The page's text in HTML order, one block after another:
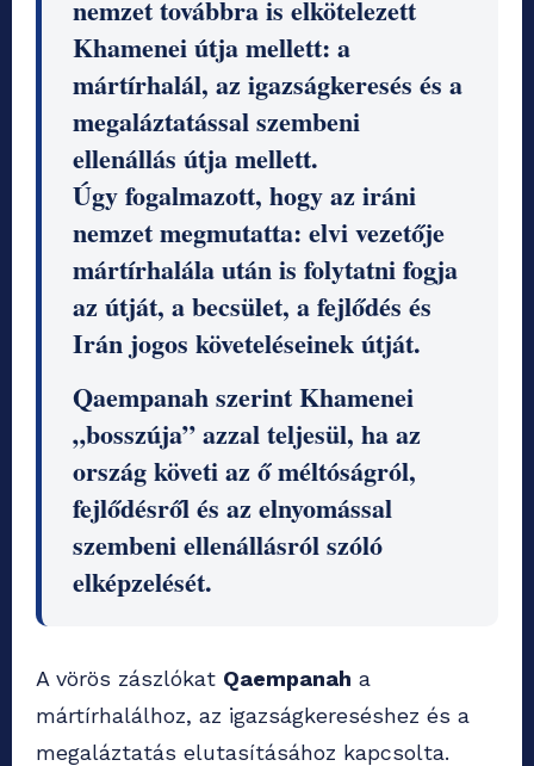
nemzet továbbra is elkötelezett
Khamenei útja mellett: a
mártírhalál, az igazságkeresés és a
megaláztatással szembeni
ellenállás útja mellett.
Úgy fogalmazott, hogy az iráni
nemzet megmutatta: elvi vezetője
mártírhalála után is folytatni fogja
az útját, a becsület, a fejlődés és
Irán jogos követeléseinek útját.
Qaempanah szerint Khamenei
„bosszúja” azzal teljesül, ha az
ország követi az ő méltóságról,
fejlődésről és az elnyomással
szembeni ellenállásról szóló
elképzelését.
A vörös zászlókat Qaempanah a
mártírhalálhoz, az igazságkereséshez és a
megaláztatás elutasításához kapcsolta.